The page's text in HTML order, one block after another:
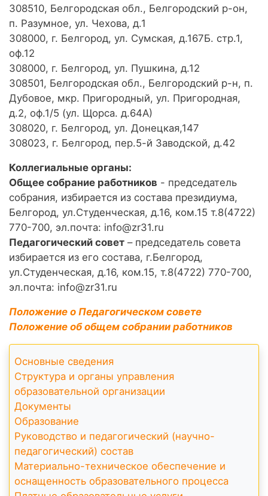
308510, Белгородская обл., Белгородский р-он,
п. Разумное, ул. Чехова, д.1
308000, г. Белгород, ул. Сумская, д.167Б. стр.1,
оф.12
308000, г. Белгород, ул. Пушкина, д.12
308501, Белгородская обл., Белгородский р-н, п.
Дубовое, мкр. Пригородный, ул. Пригородная,
д.2, оф.1/5 (ул. Щорса. д.64А)
308020, г. Белгород, ул. Донецкая,147
308023, г. Белгород, пер.5-й Заводской, д.42
Коллегиальные органы:
Общее собрание работников - председатель
собрания, избирается из состава президиума,
Белгород, ул.Студенческая, д.16, ком.15 т.8(4722)
770-700, эл.почта: info@zr31.ru
Педагогический совет – председатель совета
избирается из его состава, г.Белгород,
ул.Студенческая, д.16, ком.15, т.8(4722) 770-700,
эл.почта: info@zr31.ru
Положение о Педагогическом совете
Положение об общем собрании работников
Основные сведения
Структура и органы управления
образовательной организации
Документы
Образование
Руководство и педагогический (научно-
педагогический) состав
Материально-техническое обеспечение и
оснащенность образовательного процесса